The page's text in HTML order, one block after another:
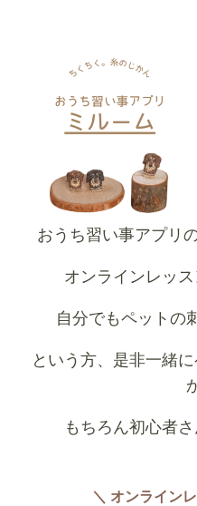
おうち習い事アプリ
オンラインレッ
自分でもペットの
という方、是非一緒
もちろん初心者
＼ オンライン